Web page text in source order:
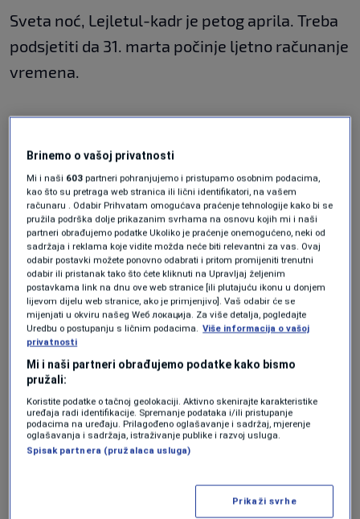
Sveta noć, Lejletul-kadr je petog aprila. Treba
podsjetiti da 31. marta počinje ljetno računanje
vremena.
Prvi dan Bajrama je u srijedu desetog aprila
2024. godine.
Kurban-bajram je 16. juna 2024. godine.
Više informacija na zvaničnimstranicama
Islamske zajednice u BiH.
Program N1 televizije možete pratiti UŽIVO naovom
linkukao i putem aplikacija za
Brinemo o vašoj privatnosti
Mi i naši 603 partneri pohranjujemo i pristupamo osobnim podacima,
kao što su pretraga web stranica ili lični identifikatori, na vašem
računaru . Odabir Prihvatam omogućava praćenje tehnologije kako bi se
pružila podrška dolje prikazanim svrhama na osnovu kojih mi i naši
partneri obrađujemo podatke Ukoliko je praćenje onemogućeno, neki od
sadržaja i reklama koje vidite možda neće biti relevantni za vas. Ovaj
odabir postavki možete ponovno odabrati i pritom promijeniti trenutni
odabir ili pristanak tako što ćete kliknuti na Upravljaj željenim
postavkama link na dnu ove web stranice [ili plutajuću ikonu u donjem
lijevom dijelu web stranice, ako je primjenjivo]. Vaš odabir će se
mijenjati u okviru našeg Wеб локација. Za više detalja, pogledajte
Uredbu o postupanju s ličnim podacima. Više informacija o vašoj
privatnosti
Mi i naši partneri obrađujemo podatke kako bismo
pružali:
Koristite podatke o tačnoj geolokaciji. Aktivno skenirajte karakteristike
uređaja radi identifikacije. Spremanje podataka i/ili pristupanje
podacima na uređaju. Prilagođeno oglašavanje i sadržaj, mjerenje
oglašavanja i sadržaja, istraživanje publike i razvoj usluga.
Spisak partnera (pružalaca usluga)
Prikaži svrhe